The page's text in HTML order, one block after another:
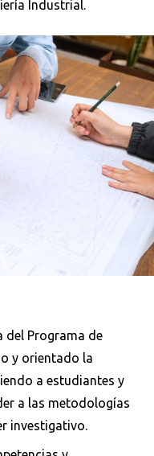
Industrial.
del Programa de
y orientado la
a estudiantes y
a las metodologías
investigativo.